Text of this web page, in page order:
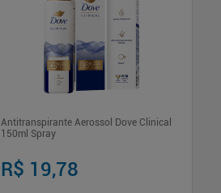
Antitranspirante Aerossol Dove Clinical
150ml Spray
R$ 19,78